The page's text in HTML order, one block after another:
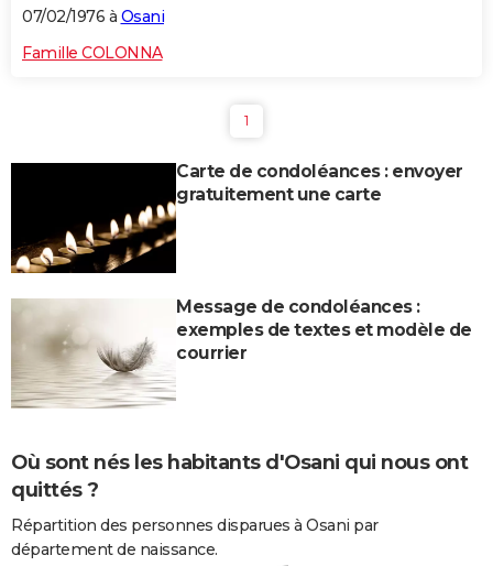
07/02/1976 à Osani
Famille COLONNA
1
Carte de condoléances : envoyer
gratuitement une carte
Message de condoléances :
exemples de textes et modèle de
courrier
Où sont nés les habitants d'Osani qui nous ont
quittés ?
Répartition des personnes disparues à Osani par
département de naissance.